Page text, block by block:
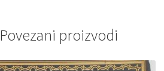
Povezani proizvodi